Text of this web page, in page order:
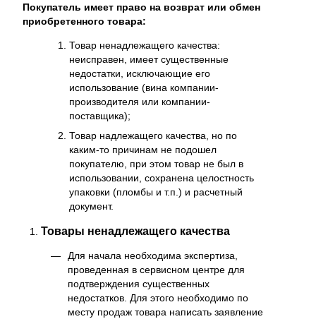
Покупатель имеет право на возврат или обмен
приобретенного товара:
Товар ненадлежащего качества:
неисправен, имеет существенные
недостатки, исключающие его
использование (вина компании-
производителя или компании-
поставщика);
Товар надлежащего качества, но по
каким-то причинам не подошел
покупателю, при этом товар не был в
использовании, сохранена целостность
упаковки (пломбы и т.п.) и расчетный
документ.
Товары ненадлежащего качества
Для начала необходима экспертиза,
проведенная в сервисном центре для
подтверждения существенных
недостатков. Для этого необходимо по
месту продаж товара написать заявление